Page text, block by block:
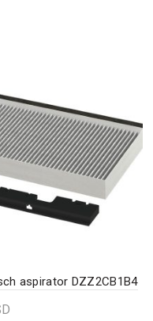
aspirator DZZ2CB1B4